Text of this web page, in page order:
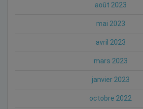
août 2023
mai 2023
avril 2023
mars 2023
janvier 2023
octobre 2022